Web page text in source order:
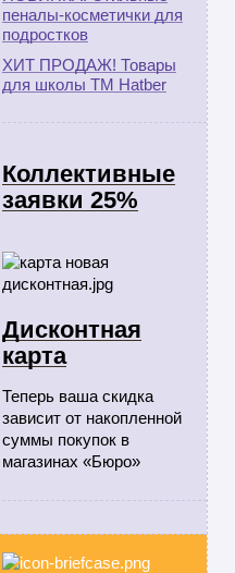
пеналы-косметички для
подростков
ХИТ ПРОДАЖ! Товары
для школы ТМ Hatber
Коллективные
заявки 25%
Дисконтная
карта
Теперь ваша скидка
зависит от накопленной
суммы покупок в
магазинах «Бюро»